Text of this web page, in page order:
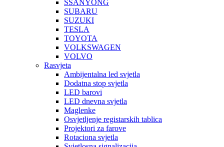
SSANYONG
SUBARU
SUZUKI
TESLA
TOYOTA
VOLKSWAGEN
VOLVO
Rasvjeta
Ambijentalna led svjetla
Dodatna stop svjetla
LED barovi
LED dnevna svjetla
Maglenke
Osvjetljenje registarskih tablica
Projektori za farove
Rotaciona svjetla